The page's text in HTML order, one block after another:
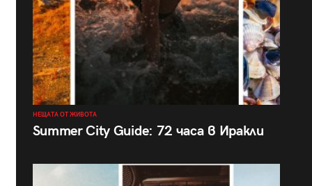
НЕЩАТА ОТ ЖИВОТА
Summer City Guide: 72 часа в Иракли